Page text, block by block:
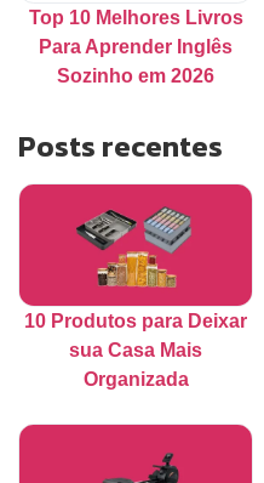
Top 10 Melhores Livros
Para Aprender Inglês
Sozinho em 2026
Posts recentes
10 Produtos para Deixar
sua Casa Mais
Organizada